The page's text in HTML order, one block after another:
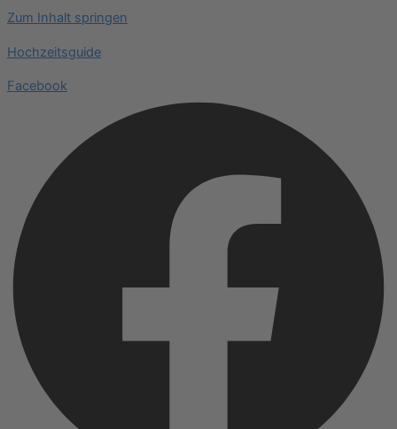
Zum Inhalt springen
Hochzeitsguide
Facebook